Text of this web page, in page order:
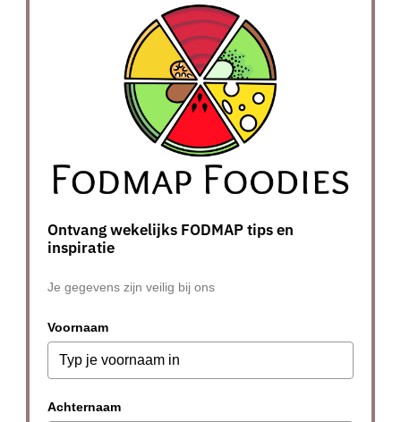
Ontvang wekelijks FODMAP tips en
inspiratie
Je gegevens zijn veilig bij ons
Voornaam
Achternaam